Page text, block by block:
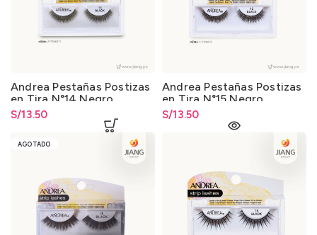
Andrea Pestañas Postizas
en Tira N°14 Negro
S/13.50
Andrea Pestañas Postizas
en Tira N°15 Negro
S/13.50
AGOTADO